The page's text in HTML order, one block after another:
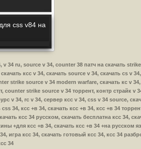
css v84 на
v 34 ru, source v 34, counter 38 патч на скачать
ксс v 34, скачать source v 34, скачать cs v
strike source v 34 modern warfare, скачать кс v
counter strike source v 34 торрент, контр страйк v
v 34, rc v 34, сервер ксс v 34, css v 34 source,
34, ксс +в 34, скачать ксс +в 34, ксс +в 34
ксс 34 русском, скачать бесплатна ксс 34,
+для ксс +в 34, скачать ксс +в 34 +на русском
игра ксс 34, скачать готовый ксс 34, ксс 34
34